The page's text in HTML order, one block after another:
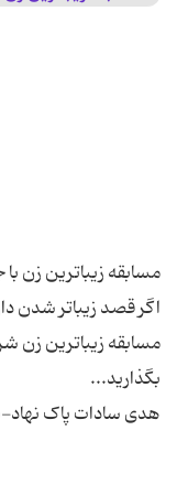
اگر قصد زیباتر شدن
مسابقه زیباترین زن